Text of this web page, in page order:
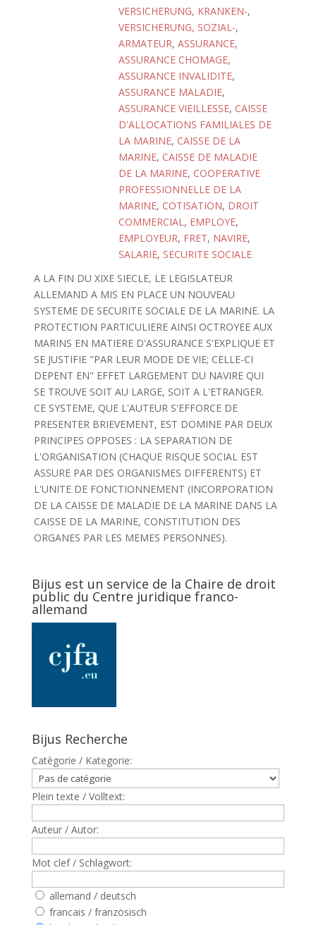
VERSICHERUNG, KRANKEN-,
VERSICHERUNG, SOZIAL-,
ARMATEUR, ASSURANCE,
ASSURANCE CHOMAGE,
ASSURANCE INVALIDITE,
ASSURANCE MALADIE,
ASSURANCE VIEILLESSE, CAISSE
D'ALLOCATIONS FAMILIALES DE
LA MARINE, CAISSE DE LA
MARINE, CAISSE DE MALADIE
DE LA MARINE, COOPERATIVE
PROFESSIONNELLE DE LA
MARINE, COTISATION, DROIT
COMMERCIAL, EMPLOYE,
EMPLOYEUR, FRET, NAVIRE,
SALARIE, SECURITE SOCIALE
A LA FIN DU XIXE SIECLE, LE LEGISLATEUR
ALLEMAND A MIS EN PLACE UN NOUVEAU
SYSTEME DE SECURITE SOCIALE DE LA MARINE. LA
PROTECTION PARTICULIERE AINSI OCTROYEE AUX
MARINS EN MATIERE D'ASSURANCE S'EXPLIQUE ET
SE JUSTIFIE "PAR LEUR MODE DE VIE; CELLE-CI
DEPENT EN" EFFET LARGEMENT DU NAVIRE QUI
SE TROUVE SOIT AU LARGE, SOIT A L'ETRANGER.
CE SYSTEME, QUE L'AUTEUR S'EFFORCE DE
PRESENTER BRIEVEMENT, EST DOMINE PAR DEUX
PRINCIPES OPPOSES : LA SEPARATION DE
L'ORGANISATION (CHAQUE RISQUE SOCIAL EST
ASSURE PAR DES ORGANISMES DIFFERENTS) ET
L'UNITE DE FONCTIONNEMENT (INCORPORATION
DE LA CAISSE DE MALADIE DE LA MARINE DANS LA
CAISSE DE LA MARINE, CONSTITUTION DES
ORGANES PAR LES MEMES PERSONNES).
Bijus est un service de la Chaire de droit
public du Centre juridique franco-
allemand
Bijus Recherche
Catègorie / Kategorie:
Plein texte / Volltext:
Auteur / Autor:
Mot clef / Schlagwort:
allemand / deutsch
francais / französisch